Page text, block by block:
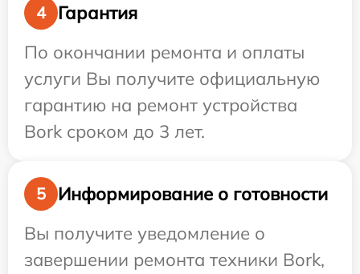
4
Гарантия
По окончании ремонта и оплаты
услуги Вы получите официальную
гарантию на ремонт устройства
Bork сроком до 3 лет.
5
Информирование о готовности
Вы получите уведомление о
завершении ремонта техники Bork,